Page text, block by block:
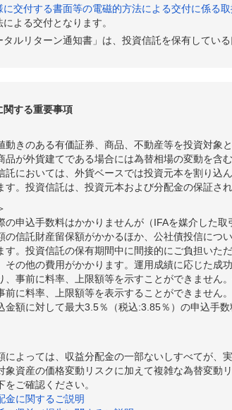
に交付する書面等の電磁的方法による交付に係る
よる交付となります。
タルリターン通知書」は、投資信託を保有してい
関する重要事項
動きのある有価証券、商品、不動産等を投資対
品が外貨建てである場合には為替相場の変動を含
託においては、外貨ベースでは投資元本を割り込
す。投資信託は、投資元本および分配金の保証さ
の申込手数料はかかりませんが（IFAを媒介した
の信託財産留保額がかかるほか、公社債投信に
す。投資信託の保有期間中に間接的にご負担い
その他の費用がかかります。運用成績に応じた成
、事前に料率、上限額等を示すことができません
前に料率、上限額等を表示することができません
金額に対して最大3.5％（税込:3.85％）の申込手
によっては、収益分配金の一部ないしすべてが、
象資産の価格変動リスクに加えて複雑な為替変
ご確認ください。
金に関するご説明